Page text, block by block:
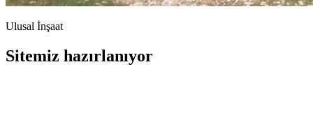
Ulusal İnşaat
Sitemiz hazırlanıyor